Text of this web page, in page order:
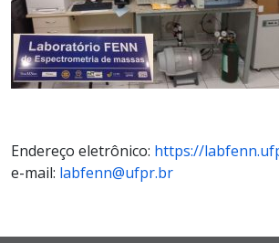
Endereço eletrônico: https://
e-mail: labfenn@ufpr.br